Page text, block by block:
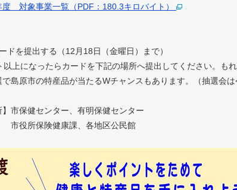
度 対象事業一覧（PDF：180.3キロバイト）
ドを提出する（12月18日（金曜日）まで）
なったらカードを下記の場所へ提出してください。もれ
市の特産品が当たるWチャンスもあります。（抽選会は
健センター、有明保健センター
康課、各地区公民館